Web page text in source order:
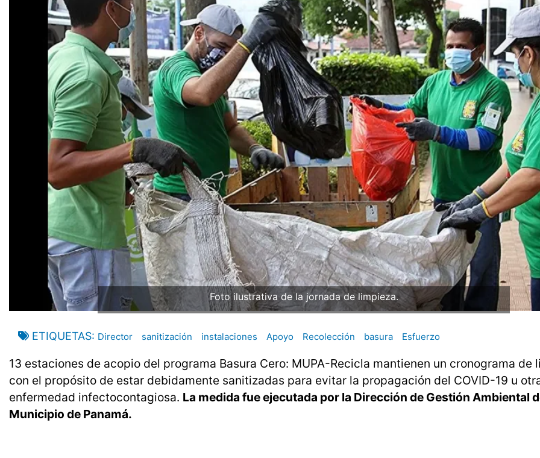
Foto ilustrativa de la jornada de limpieza.
ETIQUETAS Director sanitización instalaciones Apoyo Recolección basura Esfuerzo
13 estaciones de acopio del programa Basura Cero: MUPA-Recicla mantienen un cronograma de
con el propósito de estar debidamente sanitizadas para evitar la propagación del COVID-19 u
enfermedad infectocontagiosa. La medida fue ejecutada por la Dirección de Gestión Ambiental
Municipio de Panamá.